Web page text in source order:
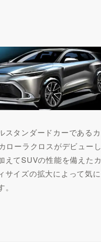
スタンダードカーである
ローラクロスがデビュー
えてSUVの性能を備えた
サイズの拡大によって気